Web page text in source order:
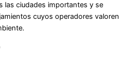
las ciudades importantes y se
cuyos operadores valoren